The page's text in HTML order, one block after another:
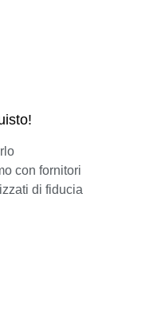
con fornitori
di fiducia